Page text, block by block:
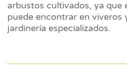
arbustos cultivados, ya que
puede encontrar en viveros
jardinería especializados.